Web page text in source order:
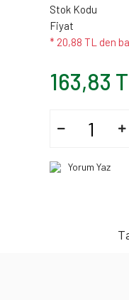
Stok Kodu
Fiyat
* 20,88 TL den
163,83
Yorum Yaz